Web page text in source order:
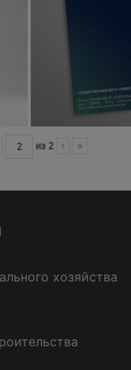
из 2 › »
хозяйства